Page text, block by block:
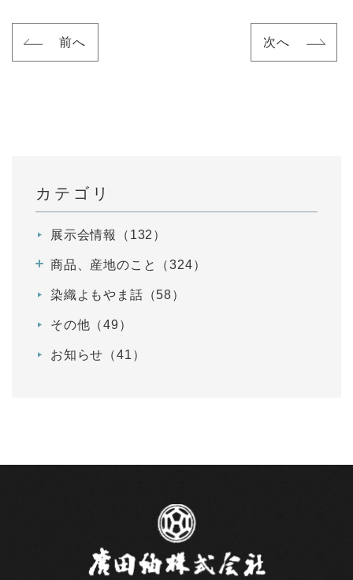
前へ 次へ
カテゴリ
展示会情報（132）
商品、産地のこと（324）
染織よもやま話（58）
その他（49）
お知らせ（41）